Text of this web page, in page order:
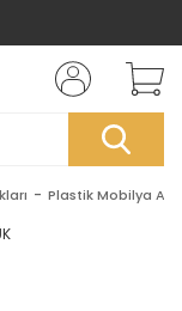
Plastik Mobilya